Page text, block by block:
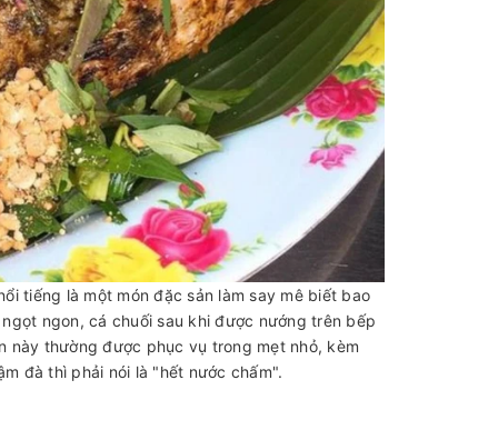
tiếng là một món đặc sản làm say mê biết bao
ngon, cá chuối sau khi được nướng trên bếp
này thường được phục vụ trong mẹt nhỏ, kèm
đà thì phải nói là "hết nước chấm".